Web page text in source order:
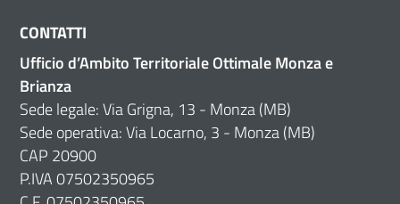
CONTATTI
Ufficio d’Ambito Territoriale Ottimale Monza e
Brianza
Sede legale: Via Grigna, 13 - Monza (MB)
Sede operativa: Via Locarno, 3 - Monza (MB)
CAP 20900
P.IVA 07502350965